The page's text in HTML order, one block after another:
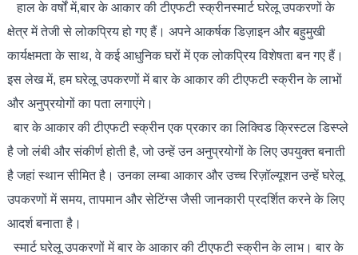
हाल के वर्षों में,बार के आकार की टीएफटी स्क्रीनस्मार्ट घरेलू उपकरणों के
क्षेत्र में तेजी से लोकप्रिय हो गए हैं। अपने आकर्षक डिज़ाइन और बहुमुखी
कार्यक्षमता के साथ, वे कई आधुनिक घरों में एक लोकप्रिय विशेषता बन गए हैं।
इस लेख में, हम घरेलू उपकरणों में बार के आकार की टीएफटी स्क्रीन के लाभों
और अनुप्रयोगों का पता लगाएंगे।
बार के आकार की टीएफटी स्क्रीन एक प्रकार का लिक्विड क्रिस्टल डिस्प्ले
है जो लंबी और संकीर्ण होती है, जो उन्हें उन अनुप्रयोगों के लिए उपयुक्त बनाती
है जहां स्थान सीमित है। उनका लम्बा आकार और उच्च रिज़ॉल्यूशन उन्हें घरेलू
उपकरणों में समय, तापमान और सेटिंग्स जैसी जानकारी प्रदर्शित करने के लिए
आदर्श बनाता है।
स्मार्ट घरेलू उपकरणों में बार के आकार की टीएफटी स्क्रीन के लाभ। बार के